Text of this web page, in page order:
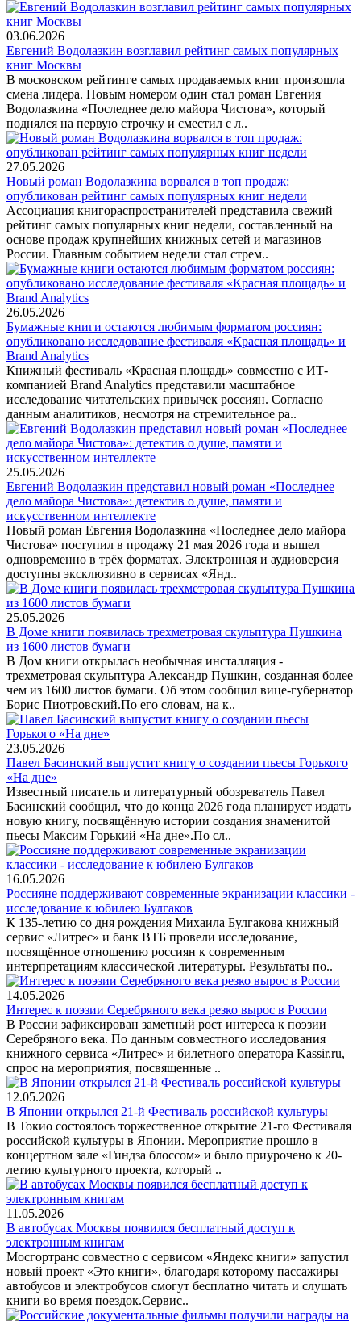
03.06.2026
Евгений Водолазкин возглавил рейтинг самых популярных
книг Москвы
В московском рейтинге самых продаваемых книг произошла
смена лидера. Новым номером один стал роман Евгения
Водолазкина «Последнее дело майора Чистова», который
поднялся на первую строчку и сместил с л..
27.05.2026
Новый роман Водолазкина ворвался в топ продаж:
опубликован рейтинг самых популярных книг недели
Ассоциация книгораспространителей представила свежий
рейтинг самых популярных книг недели, составленный на
основе продаж крупнейших книжных сетей и магазинов
России. Главным событием недели стал стрем..
26.05.2026
Бумажные книги остаются любимым форматом россиян:
опубликовано исследование фестиваля «Красная площадь» и
Brand Analytics
Книжный фестиваль «Красная площадь» совместно с ИТ-
компанией Brand Analytics представили масштабное
исследование читательских привычек россиян. Согласно
данным аналитиков, несмотря на стремительное ра..
25.05.2026
Евгений Водолазкин представил новый роман «Последнее
дело майора Чистова»: детектив о душе, памяти и
искусственном интеллекте
Новый роман Евгения Водолазкина «Последнее дело майора
Чистова» поступил в продажу 21 мая 2026 года и вышел
одновременно в трёх форматах. Электронная и аудиоверсия
доступны эксклюзивно в сервисах «Янд..
25.05.2026
В Доме книги появилась трехметровая скульптура Пушкина
из 1600 листов бумаги
В Дом книги открылась необычная инсталляция -
трехметровая скульптура Александр Пушкин, созданная более
чем из 1600 листов бумаги. Об этом сообщил вице-губернатор
Борис Пиотровский.По его словам, на к..
23.05.2026
Павел Басинский выпустит книгу о создании пьесы Горького
«На дне»
Известный писатель и литературный обозреватель Павел
Басинский сообщил, что до конца 2026 года планирует издать
новую книгу, посвящённую истории создания знаменитой
пьесы Максим Горький «На дне».По сл..
16.05.2026
Россияне поддерживают современные экранизации классики -
исследование к юбилею Булгаков
К 135-летию со дня рождения Михаила Булгакова книжный
сервис «Литрес» и банк ВТБ провели исследование,
посвящённое отношению россиян к современным
интерпретациям классической литературы. Результаты по..
14.05.2026
Интерес к поэзии Серебряного века резко вырос в России
В России зафиксирован заметный рост интереса к поэзии
Серебряного века. По данным совместного исследования
книжного сервиса «Литрес» и билетного оператора Kassir.ru,
спрос на мероприятия, посвященные ..
12.05.2026
В Японии открылся 21-й Фестиваль российской культуры
В Токио состоялось торжественное открытие 21-го Фестиваля
российской культуры в Японии. Мероприятие прошло в
концертном зале «Гиндза блоссом» и было приурочено к 20-
летию культурного проекта, который ..
11.05.2026
В автобусах Москвы появился бесплатный доступ к
электронным книгам
Мосгортранс совместно с сервисом «Яндекс книги» запустил
новый проект «Это книги», благодаря которому пассажиры
автобусов и электробусов смогут бесплатно читать и слушать
книги во время поездок.Сервис..